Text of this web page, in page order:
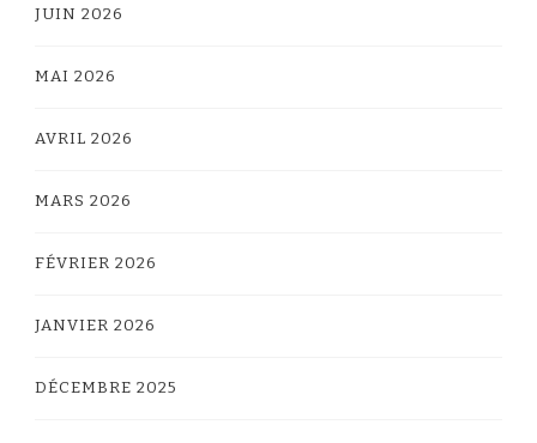
JUIN 2026
MAI 2026
AVRIL 2026
MARS 2026
FÉVRIER 2026
JANVIER 2026
DÉCEMBRE 2025